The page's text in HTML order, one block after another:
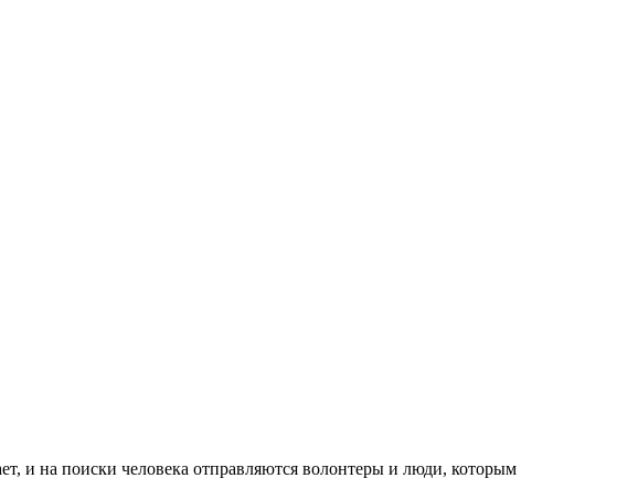
и на поиски человека отправляются волонтеры и люди, которым